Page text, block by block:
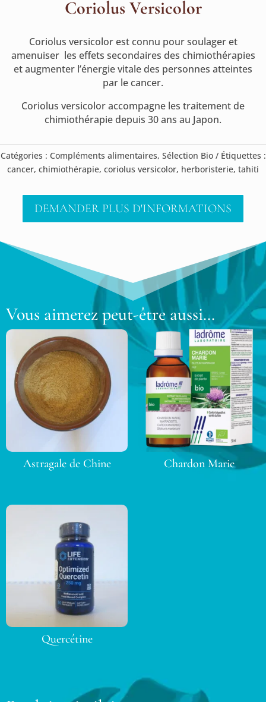
Coriolus Versicolor
Coriolus versicolor est connu pour soulager et
amenuiser les effets secondaires des chimiothérapies
et augmenter l’énergie vitale des personnes atteintes
par le cancer.
Coriolus versicolor accompagne les traitement de
chimiothérapie depuis 30 ans au Japon.
Catégories : Compléments alimentaires, Sélection Bio
Étiquettes :
cancer, chimiothérapie, coriolus versicolor, herboristerie, tahiti
DEMANDER PLUS D'INFORMATIONS
Vous aimerez peut-être aussi…
Astragale de Chine Chardon Marie
Quercétine